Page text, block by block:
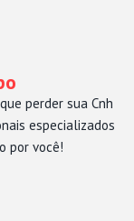
perder sua Cnh
especializados
por você!